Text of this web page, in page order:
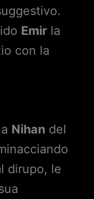
Emirla
con la
Nihandel
dirupo, le